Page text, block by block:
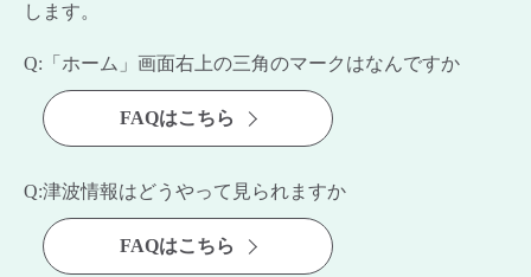
します。
Q:「ホーム」画面右上の三角のマークはなんですか
FAQはこちら
Q:津波情報はどうやって見られますか
FAQはこちら